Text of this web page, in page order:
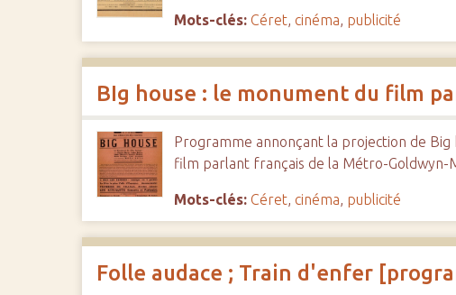
Mots-clés: Céret,cinéma, publicité
BIg house : le monument du film
Programme annonçant la projection de
film parlant français de la Métro-Goldwyn-
Mots-clés: Céret,cinéma, publicité
Folle audace ; Train d'enfer